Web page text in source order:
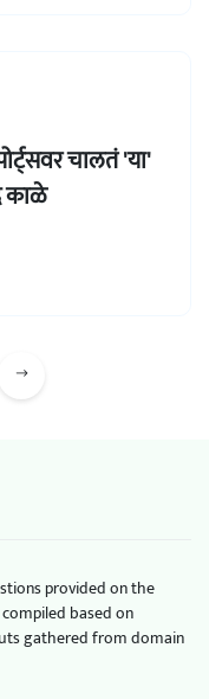
चालतं 'या'
काळे
provided on the
based on
gathered from domain